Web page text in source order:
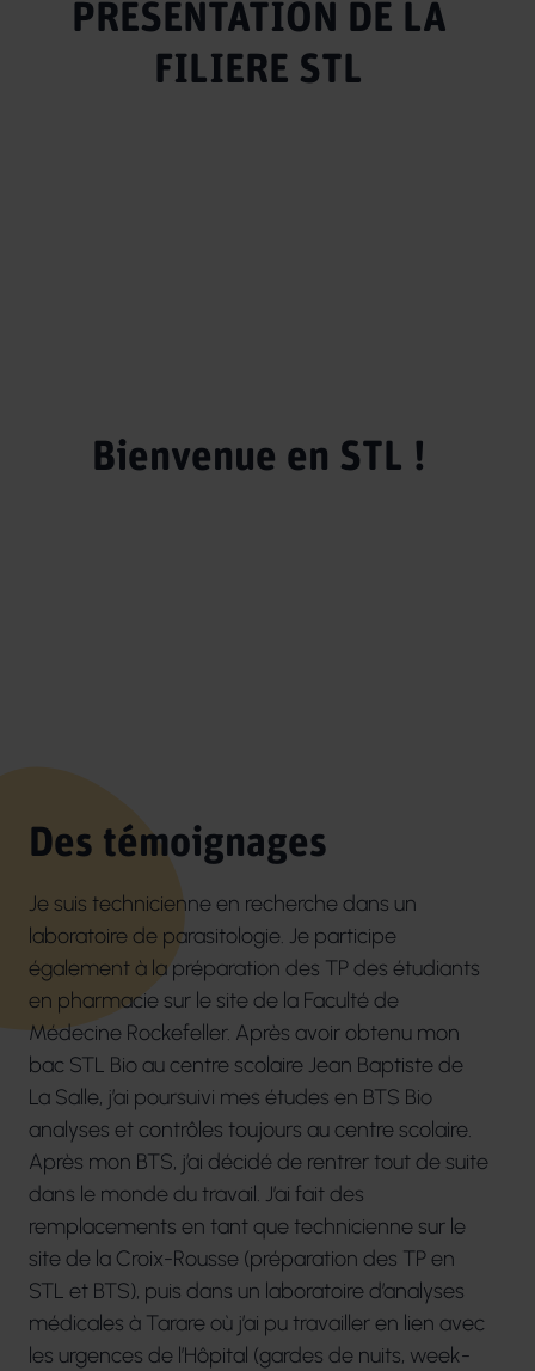
PRESENTATION DE LA
FILIERE STL
Bienvenue en STL !
Des témoignages
Je suis technicienne en recherche dans un
laboratoire de parasitologie. Je participe
également à la préparation des TP des étudiants
en pharmacie sur le site de la Faculté de
Médecine Rockefeller. Après avoir obtenu mon
bac STL Bio au centre scolaire Jean Baptiste de
La Salle, j’ai poursuivi mes études en BTS Bio
analyses et contrôles toujours au centre scolaire.
Après mon BTS, j’ai décidé de rentrer tout de suite
dans le monde du travail. J’ai fait des
remplacements en tant que technicienne sur le
site de la Croix-Rousse (préparation des TP en
STL et BTS), puis dans un laboratoire d’analyses
médicales à Tarare où j’ai pu travailler en lien avec
les urgences de l’Hôpital (gardes de nuits, week-